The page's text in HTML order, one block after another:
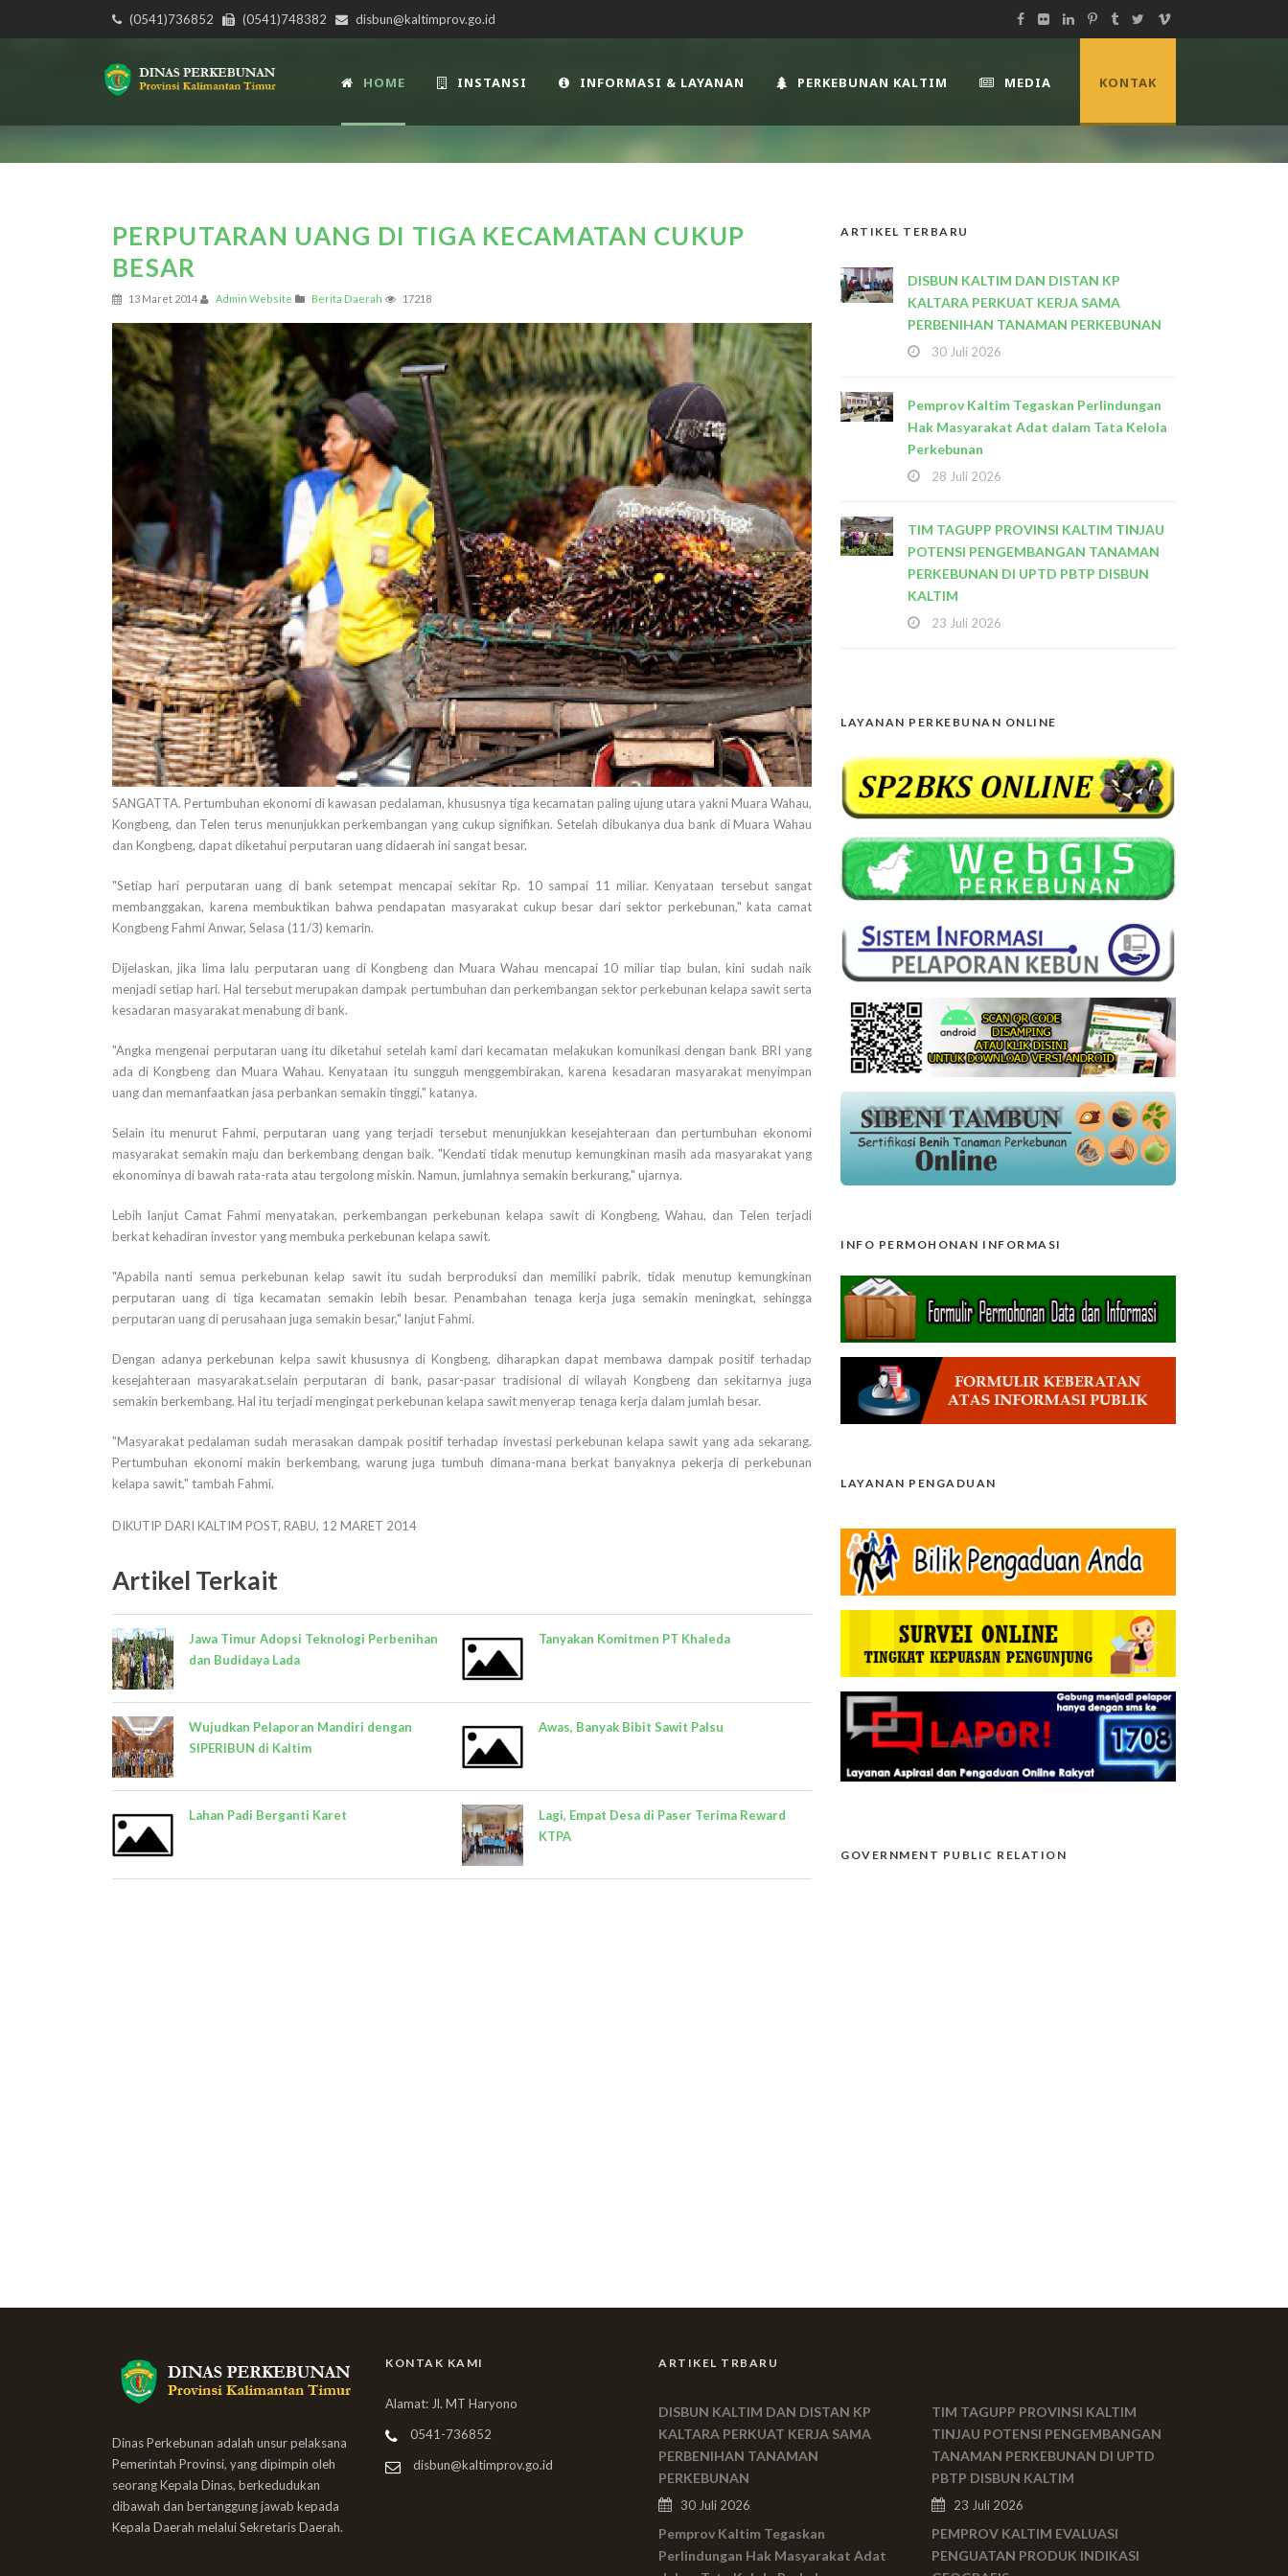
(0541)736852 (0541)748382 disbun@kaltimprov.go.id
HOME INSTANSI INFORMASI & LAYANAN PERKEBUNAN KALTIM MEDIA KONTAK
PERPUTARAN UANG DI TIGA KECAMATAN CUKUP
BESAR
13 Maret 2014 Admin Website Berita Daerah 17218
SANGATTA. Pertumbuhan ekonomi di kawasan pedalaman, khususnya tiga kecamatan paling ujung utara yakni Muara Wahau,
Kongbeng, dan Telen terus menunjukkan perkembangan yang cukup signifikan. Setelah dibukanya dua bank di Muara Wahau
dan Kongbeng, dapat diketahui perputaran uang didaerah ini sangat besar.
"Setiap hari perputaran uang di bank setempat mencapai sekitar Rp. 10 sampai 11 miliar. Kenyataan tersebut sangat
membanggakan, karena membuktikan bahwa pendapatan masyarakat cukup besar dari sektor perkebunan," kata camat
Kongbeng Fahmi Anwar, Selasa (11/3) kemarin.
Dijelaskan, jika lima lalu perputaran uang di Kongbeng dan Muara Wahau mencapai 10 miliar tiap bulan, kini sudah naik
menjadi setiap hari. Hal tersebut merupakan dampak pertumbuhan dan perkembangan sektor perkebunan kelapa sawit serta
kesadaran masyarakat menabung di bank.
"Angka mengenai perputaran uang itu diketahui setelah kami dari kecamatan melakukan komunikasi dengan bank BRI yang
ada di Kongbeng dan Muara Wahau. Kenyataan itu sungguh menggembirakan, karena kesadaran masyarakat menyimpan
uang dan memanfaatkan jasa perbankan semakin tinggi," katanya.
Selain itu menurut Fahmi, perputaran uang yang terjadi tersebut menunjukkan kesejahteraan dan pertumbuhan ekonomi
masyarakat semakin maju dan berkembang dengan baik. "Kendati tidak menutup kemungkinan masih ada masyarakat yang
ekonominya di bawah rata-rata atau tergolong miskin. Namun, jumlahnya semakin berkurang," ujarnya.
Lebih lanjut Camat Fahmi menyatakan, perkembangan perkebunan kelapa sawit di Kongbeng, Wahau, dan Telen terjadi
berkat kehadiran investor yang membuka perkebunan kelapa sawit.
"Apabila nanti semua perkebunan kelap sawit itu sudah berproduksi dan memiliki pabrik, tidak menutup kemungkinan
perputaran uang di tiga kecamatan semakin lebih besar. Penambahan tenaga kerja juga semakin meningkat, sehingga
perputaran uang di perusahaan juga semakin besar," lanjut Fahmi.
Dengan adanya perkebunan kelpa sawit khususnya di Kongbeng, diharapkan dapat membawa dampak positif terhadap
kesejahteraan masyarakat.selain perputaran di bank, pasar-pasar tradisional di wilayah Kongbeng dan sekitarnya juga
semakin berkembang. Hal itu terjadi mengingat perkebunan kelapa sawit menyerap tenaga kerja dalam jumlah besar.
"Masyarakat pedalaman sudah merasakan dampak positif terhadap investasi perkebunan kelapa sawit yang ada sekarang.
Pertumbuhan ekonomi makin berkembang, warung juga tumbuh dimana-mana berkat banyaknya pekerja di perkebunan
kelapa sawit," tambah Fahmi.
DIKUTIP DARI KALTIM POST, RABU, 12 MARET 2014
Artikel Terkait
Jawa Timur Adopsi Teknologi Perbenihan
dan Budidaya Lada
Wujudkan Pelaporan Mandiri dengan
SIPERIBUN di Kaltim
Lahan Padi Berganti Karet
Tanyakan Komitmen PT Khaleda
Awas, Banyak Bibit Sawit Palsu
Lagi, Empat Desa di Paser Terima Reward
KTPA
ARTIKEL TERBARU
DISBUN KALTIM DAN DISTAN KP
KALTARA PERKUAT KERJA SAMA
PERBENIHAN TANAMAN PERKEBUNAN
30 Juli 2026
Pemprov Kaltim Tegaskan Perlindungan
Hak Masyarakat Adat dalam Tata Kelola
Perkebunan
28 Juli 2026
TIM TAGUPP PROVINSI KALTIM TINJAU
POTENSI PENGEMBANGAN TANAMAN
PERKEBUNAN DI UPTD PBTP DISBUN
KALTIM
23 Juli 2026
LAYANAN PERKEBUNAN ONLINE
INFO PERMOHONAN INFORMASI
LAYANAN PENGADUAN
GOVERNMENT PUBLIC RELATION
Dinas Perkebunan adalah unsur pelaksana
Pemerintah Provinsi, yang dipimpin oleh
seorang Kepala Dinas, berkedudukan
dibawah dan bertanggung jawab kepada
Kepala Daerah melalui Sekretaris Daerah.
KONTAK KAMI
Alamat: Jl. MT Haryono
0541-736852
disbun@kaltimprov.go.id
ARTIKEL TRBARU
DISBUN KALTIM DAN DISTAN KP
KALTARA PERKUAT KERJA SAMA
PERBENIHAN TANAMAN
PERKEBUNAN
30 Juli 2026
Pemprov Kaltim Tegaskan
Perlindungan Hak Masyarakat Adat
TIM TAGUPP PROVINSI KALTIM
TINJAU POTENSI PENGEMBANGAN
TANAMAN PERKEBUNAN DI UPTD
PBTP DISBUN KALTIM
23 Juli 2026
PEMPROV KALTIM EVALUASI
PENGUATAN PRODUK INDIKASI